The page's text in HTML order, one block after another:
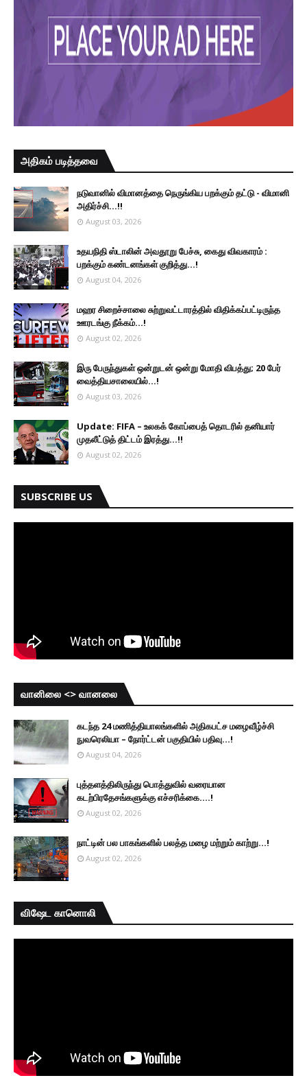
அதிகம் படித்தவை
நடுவானில் விமானத்தை நெருங்கிய பறக்கும் தட்டு - விமானி
அதிர்ச்சி...!!
August 03, 2026
உதயநிதி ஸ்டாலின் அவதூறு பேச்சு, கைது விவகாரம் :
பறக்கும் கண்டனங்கள் குறித்து...!
August 04, 2026
மஹர சிறைச்சாலை சுற்றுவட்டாரத்தில் விதிக்கப்பட்டிருந்த
ஊரடங்கு நீக்கம்...!
August 02, 2026
இரு ப‍ேருந்துகள் ஒன்றுடன் ஒன்று மோதி விபத்து; 20 பேர்
வைத்தியசாலையில்...!
August 03, 2026
Update: FIFA – உலகக் கோப்பைத் தொடரில் தனியார்
முதலீட்டுத் திட்டம் இரத்து...!!
August 02, 2026
SUBSCRIBE US
வானிலை <> வானலை
கடந்த 24 மணித்தியாலங்களில் அதிகபட்ச மழைவீழ்ச்சி
நுவரெலியா – நோர்ட்டன் பகுதியில் பதிவு...!
August 04, 2026
புத்தளத்திலிருந்து பொத்துவில் வரையான
கடற்பிரதேசங்களுக்கு எச்சரிக்கை....!
August 02, 2026
நாட்டின் பல பாகங்களில் பலத்த மழை மற்றும் காற்று...!
August 02, 2026
விஷேட கானொலி